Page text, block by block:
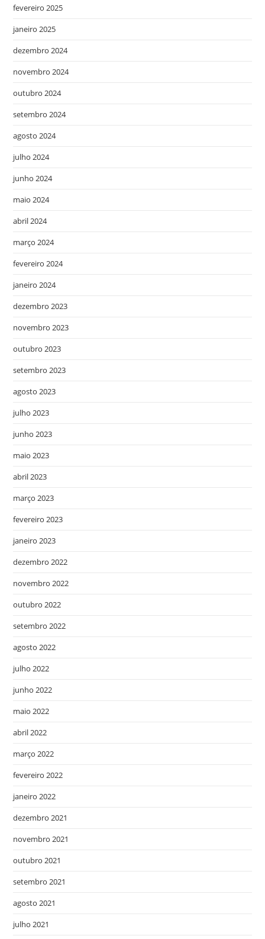
fevereiro 2025
janeiro 2025
dezembro 2024
novembro 2024
outubro 2024
setembro 2024
agosto 2024
julho 2024
junho 2024
maio 2024
abril 2024
março 2024
fevereiro 2024
janeiro 2024
dezembro 2023
novembro 2023
outubro 2023
setembro 2023
agosto 2023
julho 2023
junho 2023
maio 2023
abril 2023
março 2023
fevereiro 2023
janeiro 2023
dezembro 2022
novembro 2022
outubro 2022
setembro 2022
agosto 2022
julho 2022
junho 2022
maio 2022
abril 2022
março 2022
fevereiro 2022
janeiro 2022
dezembro 2021
novembro 2021
outubro 2021
setembro 2021
agosto 2021
julho 2021